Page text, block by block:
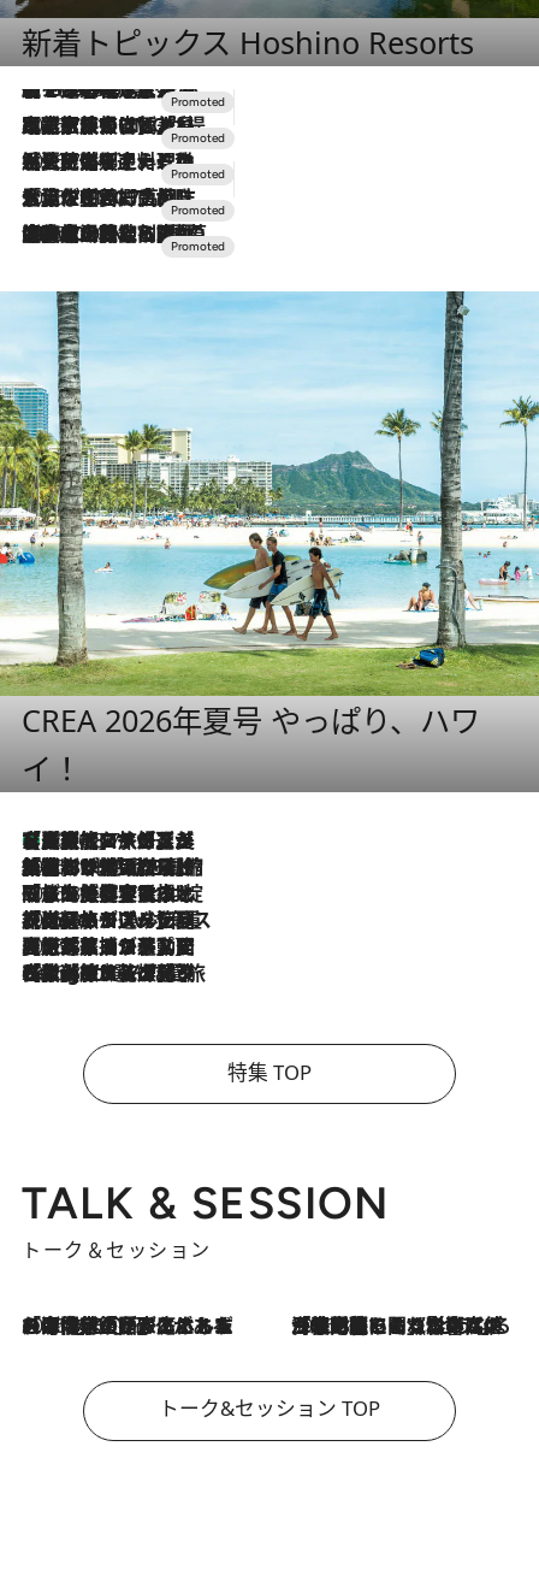
新着トピックス Hoshino Resorts
2026.8.7
【トンボの足水浴】ヒノキの香りに包まれて涼感マックス！約13℃の湧水かけ流しを避暑地「星野温泉 トンボの湯」で体験
2026.7.31
【ホテル帰省】という選択肢をOMOが提案。家族とほどよい距離を保つには「昼は実家、夜は気兼ねなくホテルで！」
2026.7.24
【夏限定ディナーコース】旬を迎える稚鮎や花ズッキーニなどをイタリア・トスカーナの郷土料理の手法で満喫！
2026.7.17
「土佐和ハーブかき氷」がOMO7高知に登場！生姜、山椒、大葉など目にも舌にも涼を呼ぶ郷土の味
2026.7.10
NEW OPEN！【界 草津】名湯の地に誕生。趣の異なる2種の温泉と上州ならではの会席・蕎麦割烹など美食を味わう究極の癒やし旅
CREA 2026年夏号 やっぱり、ハワ
イ！
2026.8.7
【厳選旅コスメ】「多機能アイテムがメイン！」旅好き美容エディターが選んだ夏旅ベストコスメを発表【Mサイズジップ】
2026.8.6
「荷物が増えるほど旅ストレスは増す」美容ジャーナリストがたどり着いた最終結論。“化粧品を劇的に減らす”感動の凝縮美容とは
2026.8.6
「旅先には金髪ウィッグを持参」日本と同じメイクでは損してる!? 美容ジャーナリストが提案する“掟破りの旅美容”とは
2026.8.6
【厳選旅コスメ】「身軽さ＆UV対策重視！」ヘアアーティストshucoが選んだ夏旅ベストコスメを発表【Mサイズジップ】
2026.8.5
【厳選旅コスメ】国内をあちこち移動する河井菜摘が選んだ夏旅ベストコスメ発表！「リラックスアイテムはマスト」【Mサイズジップ】
2026.8.4
【厳選旅コスメ】「紫外線＆乾燥対策しながらメイク感も！」ヘア＆メイクGeorgeが選んだ夏旅ベストコスメを発表！【Mサイズジップ】
特集 TOP
TALK & SESSION
トーク＆セッション
2026.8.3
「今後値上げがあるとすれば…」「リスクがあるのは今年の冬」エネルギー専門家が語る、ホルムズ海峡封鎖が家庭にもたらす“ある心配” 2026.8.3
「住宅建てられない…」「サーチャージ料の高値が続いている」ホルムズ海峡封鎖による影響はいつまで続く？《エネルギー専門家に聞く“どうなる日本の暮らし”》
トーク&セッション TOP